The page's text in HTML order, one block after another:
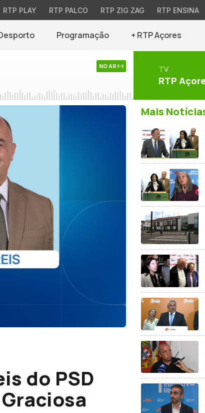
RTP PLAY RTP PALCO RTP ZIG ZAG RTP ENSINA
Programação + RTP Açores
NO AR TV
RTP
do PSD
Mais